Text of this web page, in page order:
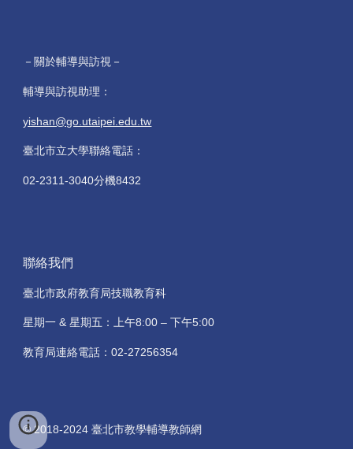
－關於輔導與訪視－
輔導與訪視助理：
yishan@go.utaipei.edu.tw
臺北市立大學聯絡電話：
02-2311-3040分機8432
聯絡我們
臺北市政府教育局技職教育科
星期一 & 星期五：上午8:00 – 下午5:00
教育局連絡電話：02-27256354
© 2018-2024 臺北市教學輔導教師網